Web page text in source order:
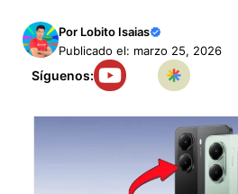
Por Lobito Isaias
Publicado el: marzo 25, 2026
Síguenos: